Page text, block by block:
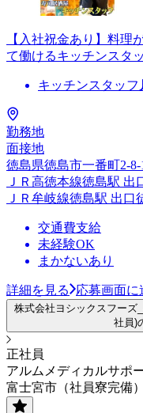
【入社祝金あり】料
て働けるキッチンスタ
キッチンスタッフ
勤務地
面接地
徳島県徳島市一番町2-8-
ＪＲ高徳本線徳島駅 出
ＪＲ牟岐線徳島駅 出口
交通費支給
未経験OK
まかないあり
詳細を見る 応募画面に
株式会社ヨシックスフーズ
社員)
正社員
アルムメディカルサポ
富士宮市（社員寮完備）